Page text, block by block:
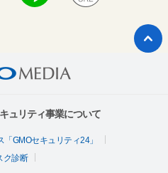
ュリティ事業について
GMOセキュリティ24」
ク診断